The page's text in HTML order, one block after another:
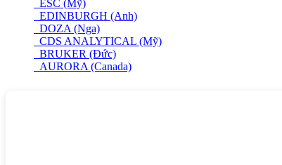
ESC (Mỹ)
EDINBURGH (Anh)
DOZA (Nga)
CDS ANALYTICAL (Mỹ)
BRUKER (Đức)
AURORA (Canada)